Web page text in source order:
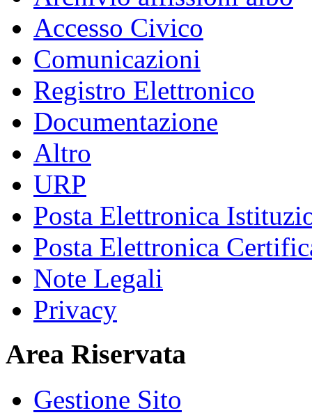
Accesso Civico
Comunicazioni
Registro Elettronico
Documentazione
Altro
URP
Posta Elettronica
Posta Elettronica
Note Legali
Privacy
Area Riservata
Gestione Sito